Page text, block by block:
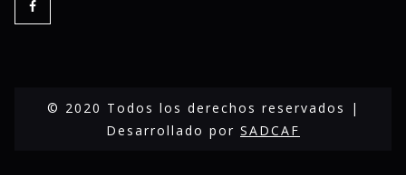
© 2020 Todos los derechos reservados |
Desarrollado por SADCAF